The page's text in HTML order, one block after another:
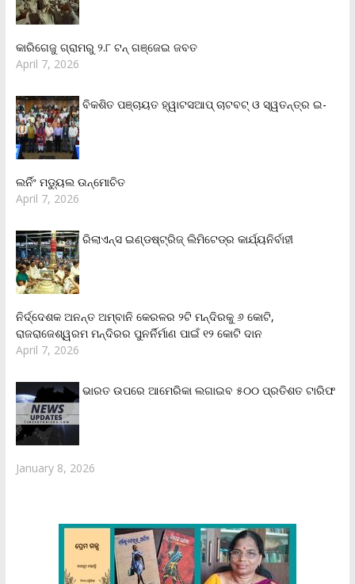
କାରିଗେଜୁ ଗ୍ରାମରୁ ୨.୮ ଟନ୍ ଗଞ୍ଜେଇ ଜବତ
April 7, 2026
ବିକଶିତ ପଞ୍ଚାୟତ ହ୍ୱାଟସଆପ୍ ଚାଟବଟ୍ ଓ ସ୍ୱତନ୍ତ୍ର ଇ-
ଲର୍ନିଂ ମଡ୍ୟୁଲ ଉନ୍ମୋଚିତ
April 7, 2026
ରିଲାଏନ୍‌ସ ଇଣ୍ଡଷ୍ଟ୍ରିଜ୍ ଲିମିଟେଡ୍‌ର କାର୍ଯ୍ୟନିର୍ବାହୀ
ନିର୍ଦ୍ଦେଶକ ଅନନ୍ତ ଅମ୍ବାନି କେରଳର ୨ଟି ମନ୍ଦିରକୁ ୬ କୋଟି,
ରାଜରାଜେଶ୍ୱରମ ମନ୍ଦିରର ପୁନର୍ନିର୍ମାଣ ପାଇଁ ୧୨ କୋଟି ଦାନ
April 7, 2026
ଭାରତ ଉପରେ ଆମେରିକା ଲଗାଇବ ୫୦୦ ପ୍ରତିଶତ ଟାରିଫ
January 8, 2026